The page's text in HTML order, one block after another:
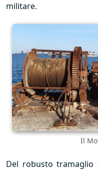
militare.
Il
Del robusto tramaglio